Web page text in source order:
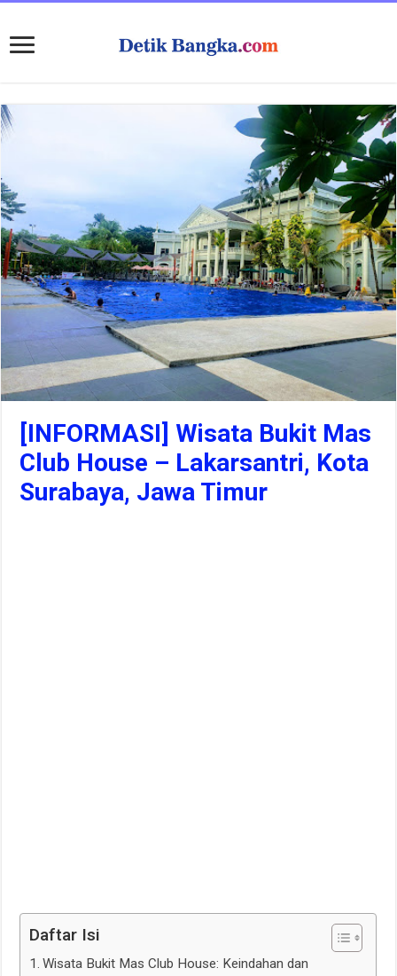
[INFORMASI] Wisata Bukit Mas
Club House – Lakarsantri, Kota
Surabaya, Jawa Timur
Daftar Isi
Wisata Bukit Mas Club House: Keindahan dan